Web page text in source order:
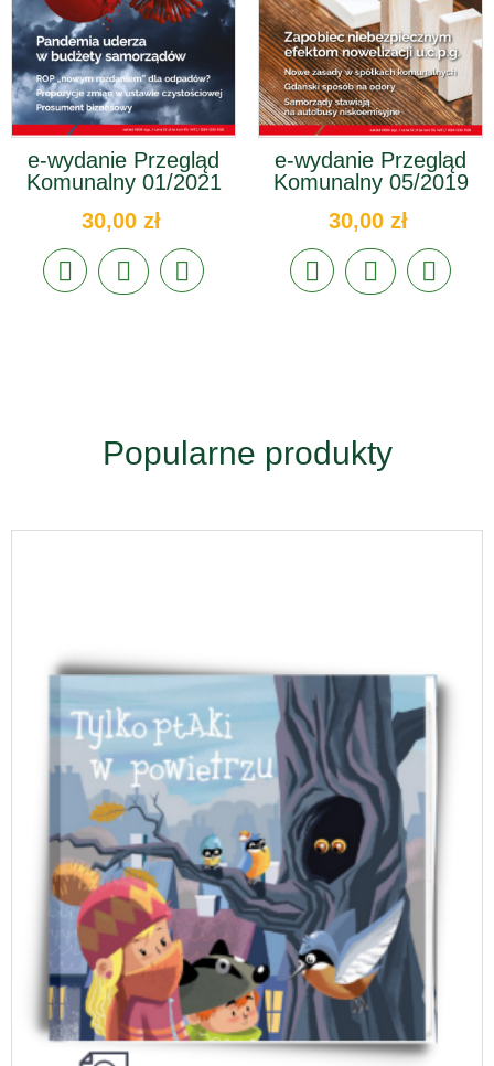
e-wydanie Przegląd
Komunalny 01/2021
30,00 zł
e-wydanie Przegląd
Komunalny 05/2019
30,00 zł
Popularne produkty